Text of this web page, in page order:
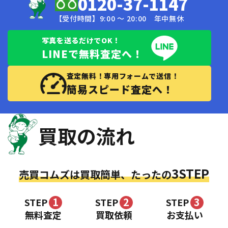
【受付時間】9:00 〜 20:00 年中無休
写真を送るだけでOK！
LINEで無料査定へ！
査定無料！専用フォームで送信！
簡易スピード査定へ！
買取の流れ
売買コムズは買取簡単、たったの3STEP
STEP 1
無料査定
STEP 2
買取依頼
STEP 3
お支払い